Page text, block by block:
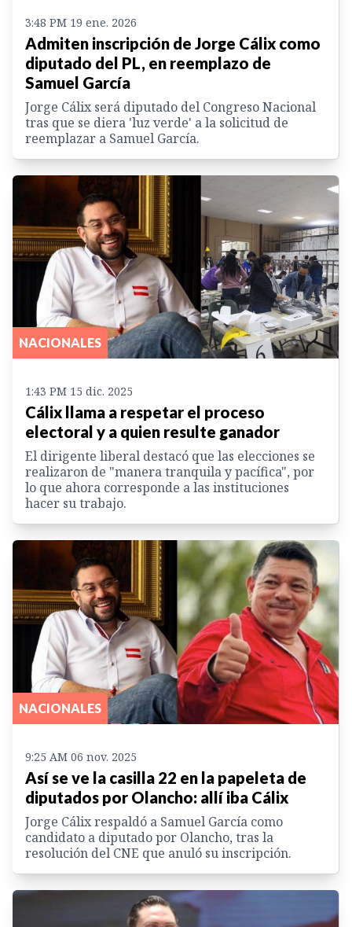
3:48 PM 19 ene. 2026
Admiten inscripción de Jorge Cálix como
diputado del PL, en reemplazo de
Samuel García
Jorge Cálix será diputado del Congreso Nacional
tras que se diera 'luz verde' a la solicitud de
reemplazar a Samuel García.
NACIONALES
1:43 PM 15 dic. 2025
Cálix llama a respetar el proceso
electoral y a quien resulte ganador
El dirigente liberal destacó que las elecciones se
realizaron de "manera tranquila y pacífica", por
lo que ahora corresponde a las instituciones
hacer su trabajo.
NACIONALES
9:25 AM 06 nov. 2025
Así se ve la casilla 22 en la papeleta de
diputados por Olancho: allí iba Cálix
Jorge Cálix respaldó a Samuel García como
candidato a diputado por Olancho, tras la
resolución del CNE que anuló su inscripción.